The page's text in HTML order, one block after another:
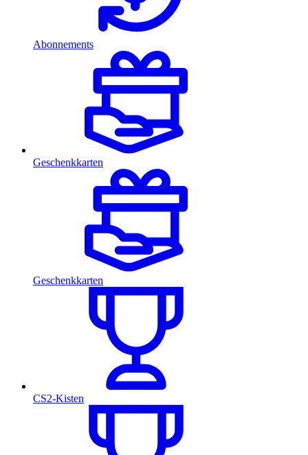
Abonnements
Geschenkkarten
Geschenkkarten
CS2-Kisten